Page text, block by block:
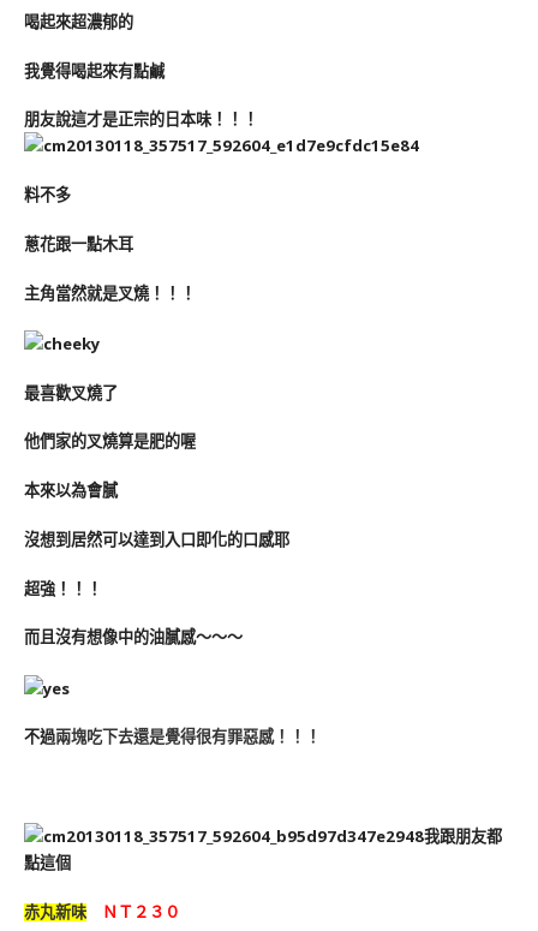
喝起來超濃郁的
我覺得喝起來有點鹹
朋友說這才是正宗的日本味！！！
料不多
蔥花跟一點木耳
主角當然就是叉燒！！！
最喜歡叉燒了
他們家的叉燒算是肥的喔
本來以為會膩
沒想到居然可以達到入口即化的口感耶
超強！！！
而且沒有想像中的油膩感～～～
不過兩塊吃下去還是覺得很有罪惡感！！！
我跟朋友都
點這個
赤丸新味 ＮＴ２３０